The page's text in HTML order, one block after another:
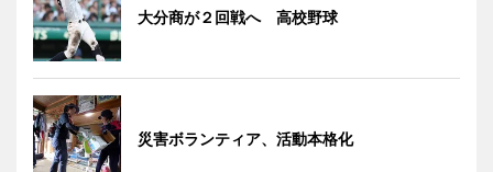
大分商が２回戦へ 高校野球
災害ボランティア、活動本格化